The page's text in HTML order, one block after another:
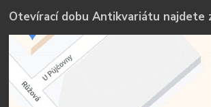
Otevírací dobu Antikvariátu najdete